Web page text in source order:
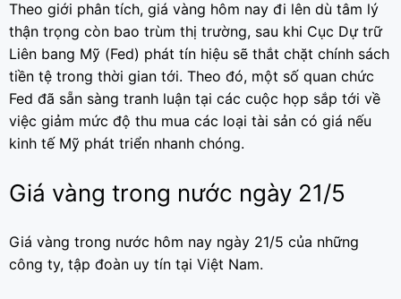
Theo giới phân tích, giá vàng hôm nay đi lên dù tâm lý
thận trọng còn bao trùm thị trường, sau khi Cục Dự trữ
Liên bang Mỹ (Fed) phát tín hiệu sẽ thắt chặt chính sách
tiền tệ trong thời gian tới. Theo đó, một số quan chức
Fed đã sẵn sàng tranh luận tại các cuộc họp sắp tới về
việc giảm mức độ thu mua các loại tài sản có giá nếu
kinh tế Mỹ phát triển nhanh chóng.
Giá vàng trong nước ngày 21/5
Giá vàng trong nước hôm nay ngày 21/5 của những
công ty, tập đoàn uy tín tại Việt Nam.